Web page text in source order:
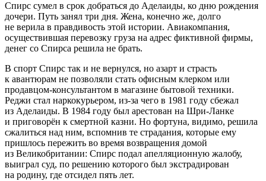
Спирс сумел в срок добраться до Аделаиды, ко дню рождения
дочери. Путь занял три дня. Жена, конечно же, долго
не верила в правдивость этой истории. Авиакомпания,
осуществившая перевозку груза на адрес фиктивной фирмы,
денег со Спирса решила не брать.
В спорт Спирс так и не вернулся, но азарт и страсть
к авантюрам не позволяли стать офисным клерком или
продавцом-консультантом в магазине бытовой техники.
Реджи стал наркокурьером, из-за чего в 1981 году сбежал
из Аделаиды. В 1984 году был арестован на Шри-Ланке
и приговорён к смертной казни. Но фортуна, видимо, решила
сжалиться над ним, вспомнив те страдания, которые ему
пришлось пережить во время возвращения домой
из Великобритании: Спирс подал апелляционную жалобу,
выиграл суд, по решению которого был экстрадирован
на родину, где отсидел пять лет.